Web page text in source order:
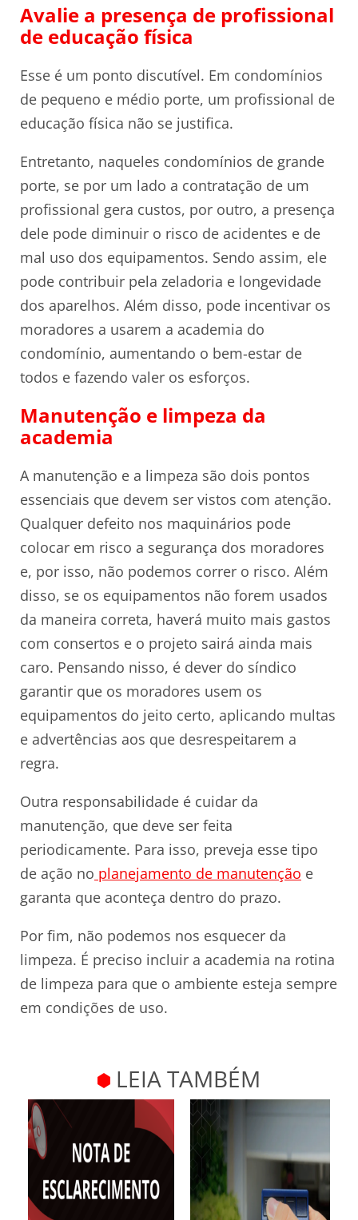
Avalie a presença de profissional
de educação física
Esse é um ponto discutível. Em condomínios
de pequeno e médio porte, um profissional de
educação física não se justifica.
Entretanto, naqueles condomínios de grande
porte, se por um lado a contratação de um
profissional gera custos, por outro, a presença
dele pode diminuir o risco de acidentes e de
mal uso dos equipamentos. Sendo assim, ele
pode contribuir pela zeladoria e longevidade
dos aparelhos. Além disso, pode incentivar os
moradores a usarem a academia do
condomínio, aumentando o bem-estar de
todos e fazendo valer os esforços.
Manutenção e limpeza da
academia
A manutenção e a limpeza são dois pontos
essenciais que devem ser vistos com atenção.
Qualquer defeito nos maquinários pode
colocar em risco a segurança dos moradores
e, por isso, não podemos correr o risco. Além
disso, se os equipamentos não forem usados
da maneira correta, haverá muito mais gastos
com consertos e o projeto sairá ainda mais
caro. Pensando nisso, é dever do síndico
garantir que os moradores usem os
equipamentos do jeito certo, aplicando multas
e advertências aos que desrespeitarem a
regra.
Outra responsabilidade é cuidar da
manutenção, que deve ser feita
periodicamente. Para isso, preveja esse tipo
de ação no planejamento de manutenção e
garanta que aconteça dentro do prazo.
Por fim, não podemos nos esquecer da
limpeza. É preciso incluir a academia na rotina
de limpeza para que o ambiente esteja sempre
em condições de uso.
LEIA TAMBÉM